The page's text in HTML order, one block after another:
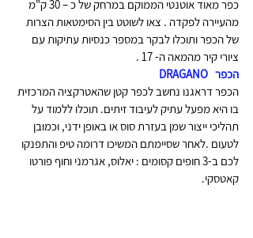
כפר מאוד אוטנטי הממוקם במרחק של כ – 30 ק"מ
מהעיירה לפקדה . צאו לשוטט בין הסימטאות הצרות
של הכפר ותוכלו לבקר במספר כנסיות עתיקות עם
ציורי קיר מהמאה ה- 17 .
הכפר   DRAGANO
הכפר דראגנו נחשב לכפר קטן שהאטרקציה המרכזית
בו היא מפעל עתיק לעיבוד זיתים. תוכלו ללמוד על
תהליכי ייצור שמן בעזרת סוס או באופן ידני, וכמובן
לטעום .לאחר שסיימתם המשיכו דרומה טיפ והתפנקו
לכם ב-3 חופים קסומים : יאלוס, אגרמני וחוף פורטו
קאטסקי.